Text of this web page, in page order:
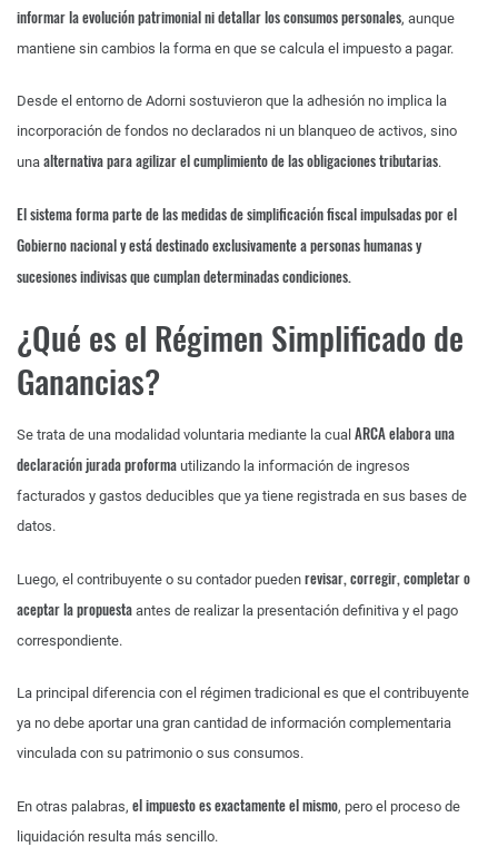
informar la evolución patrimonial ni detallar los consumos personales, aunque
mantiene sin cambios la forma en que se calcula el impuesto a pagar.
Desde el entorno de Adorni sostuvieron que la adhesión no implica la
incorporación de fondos no declarados ni un blanqueo de activos, sino
una alternativa para agilizar el cumplimiento de las obligaciones tributarias.
El sistema forma parte de las medidas de simplificación fiscal impulsadas por el
Gobierno nacional y está destinado exclusivamente a personas humanas y
sucesiones indivisas que cumplan determinadas condiciones.
¿Qué es el Régimen Simplificado de
Ganancias?
Se trata de una modalidad voluntaria mediante la cual ARCA elabora una
declaración jurada proforma utilizando la información de ingresos
facturados y gastos deducibles que ya tiene registrada en sus bases de
datos.
Luego, el contribuyente o su contador pueden revisar, corregir, completar o
aceptar la propuesta antes de realizar la presentación definitiva y el pago
correspondiente.
La principal diferencia con el régimen tradicional es que el contribuyente
ya no debe aportar una gran cantidad de información complementaria
vinculada con su patrimonio o sus consumos.
En otras palabras, el impuesto es exactamente el mismo, pero el proceso de
liquidación resulta más sencillo.